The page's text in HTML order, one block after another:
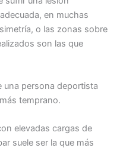
en muchas
o las zonas sobre
son las que
una persona deportista
temprano.
elevadas cargas de
suele ser la que más